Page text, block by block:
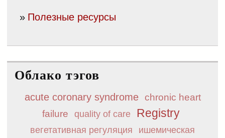
Полезные ресурсы
Облако тэгов
acute coronary syndrome
chronic heart
failure
quality of care Registry
вегетативная регуляция
ишемическая